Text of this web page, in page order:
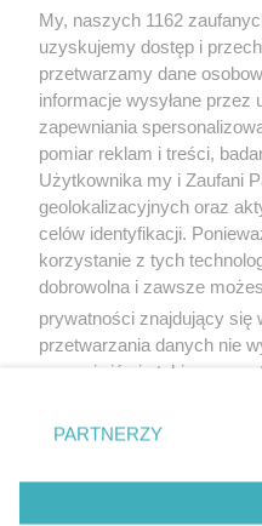
My, naszych 1162
uzyskujemy dostęp i
przetwarzamy dane
informacje wysyłane przez
zapewniania
pomiar reklam i treści,
Użytkownika my i Zaufani
geolokalizacyjnych oraz
celów identyfikacji.
korzystanie z tych
dobrowolna i zawsze
prywatności znajdujący się
przetwarzania danych nie
sprzeciwić się takiemu
Zapoznaj się z poniższymi
dotyczące przetwarzania
PARTNERZY